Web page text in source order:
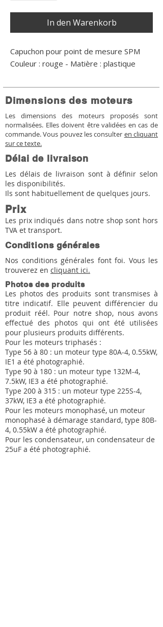
In den Warenkorb
Capuchon pour point de mesure SPM
Couleur : rouge - Matière : plastique
Dimensions des moteurs
Les dimensions des moteurs proposés sont
normalisées. Elles doivent être validées en cas de
commande. Vous pouvez les consulter en cliquant
sur ce texte.
Délai de livraison
Les délais de livraison sont à définir selon
les disponibilités.
Ils sont habituellement de quelques jours.
Prix
Les prix indiqués dans notre shop sont hors
TVA et transport.
Conditions générales
Nos conditions générales font foi. Vous les
trouverez en cliquant ici.
Photos des produits
Les photos des produits sont transmises à
titre indicatif. Elle peuvent différencier du
produit réél. Pour notre shop, nous avons
effectué des photos qui ont été utilisées
pour plusieurs produits différents.
Pour les moteurs triphasés :
Type 56 à 80 : un moteur type 80A-4, 0.55kW,
IE1 a été photographié.
Type 90 à 180 : un moteur type 132M-4,
7.5kW, IE3 a été photographié.
Type 200 à 315 : un moteur type 225S-4,
37kW, IE3 a été photographié.
Pour les moteurs monophasé, un moteur
monophasé à démarage standard, type 80B-
4, 0.55kW a été photographié.
Pour les condensateur, un condensateur de
25uF a été photographié.